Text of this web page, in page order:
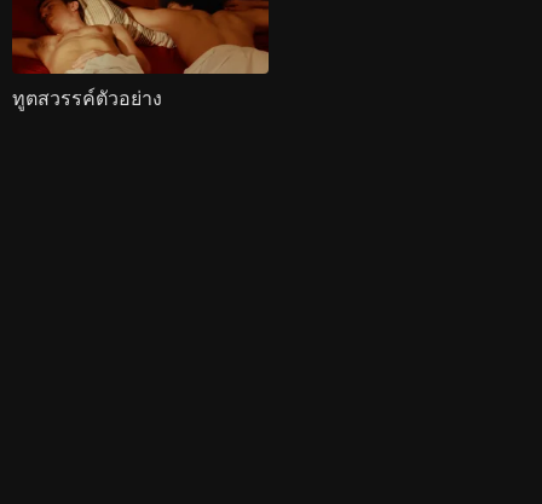
ทูตสวรรค์ตัวอย่าง